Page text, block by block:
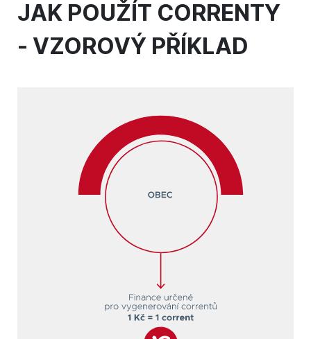
JAK POUŽÍT CORRENTY
- VZOROVÝ PŘÍKLAD